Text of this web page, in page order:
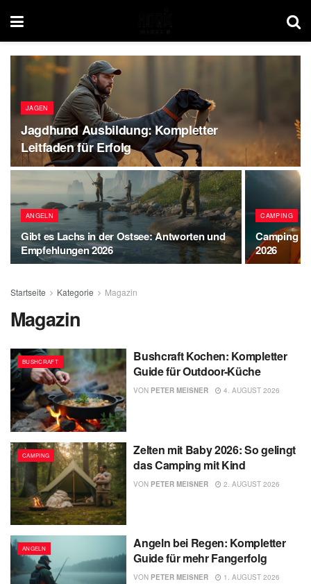
JAGEN
Jagdhund Ausbildung: Kompletter
Leitfaden für Erfolg
ANGELN
Gibt es Lachs in der Ostsee: Antworten und
Empfehlungen 2026
CAMPING
Camping
2026
Startseite Kategorie Magazin
Magazin
BUSHCRAFT
Bushcraft Kochen: Kompletter
Guide für Outdoor-Küche
VON PETER MEISNER 4. AUGUST 2026
CAMPING
Zelten mit Baby 2026: So gelingt
das Camping mit Kind
VON PETER MEISNER 2. AUGUST 2026
ANGELN
Angeln bei Regen: Kompletter
Guide für mehr Fangerfolg
VON PETER MEISNER 1. AUGUST 2026